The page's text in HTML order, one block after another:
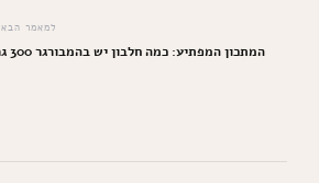
למאמר הבא
המתכון המפתיע: כמה חלבון יש בהמבורגר 300 גרם?